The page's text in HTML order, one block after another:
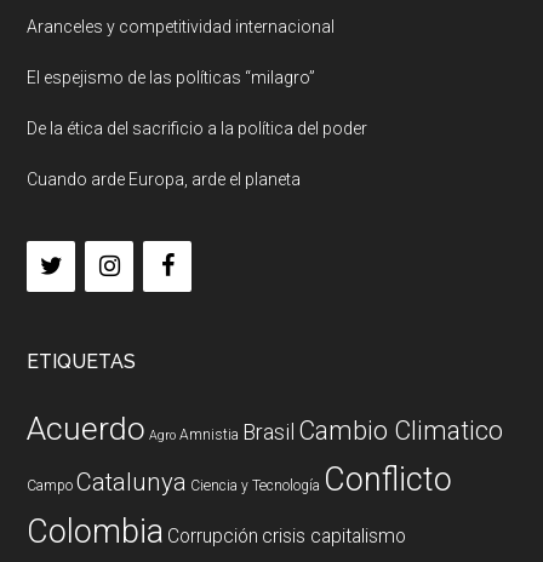
Aranceles y competitividad internacional
El espejismo de las políticas “milagro”
De la ética del sacrificio a la política del poder
Cuando arde Europa, arde el planeta
ETIQUETAS
Acuerdo Agro Amnistia Brasil Cambio Climatico
Campo Catalunya Ciencia y Tecnología Conflicto
Colombia Corrupción crisis capitalismo